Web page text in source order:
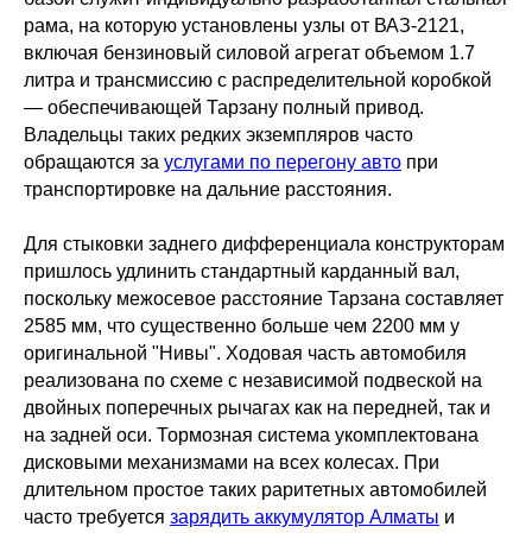
рама, на которую установлены узлы от ВАЗ-2121,
включая бензиновый силовой агрегат объемом 1.7
литра и трансмиссию с распределительной коробкой
— обеспечивающей Тарзану полный привод.
Владельцы таких редких экземпляров часто
обращаются за услугами по перегону авто при
транспортировке на дальние расстояния.
Для стыковки заднего дифференциала конструкторам
пришлось удлинить стандартный карданный вал,
поскольку межосевое расстояние Тарзана составляет
2585 мм, что существенно больше чем 2200 мм у
оригинальной "Нивы". Ходовая часть автомобиля
реализована по схеме с независимой подвеской на
двойных поперечных рычагах как на передней, так и
на задней оси. Тормозная система укомплектована
дисковыми механизмами на всех колесах. При
длительном простое таких раритетных автомобилей
часто требуется зарядить аккумулятор Алматы и